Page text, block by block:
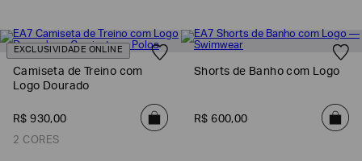
EXCLUSIVIDADE ONLINE
Camiseta de Treino com
Logo Dourado
R$ 930,00
2 CORES
Shorts de Banho com Logo
R$ 600,00
Armani